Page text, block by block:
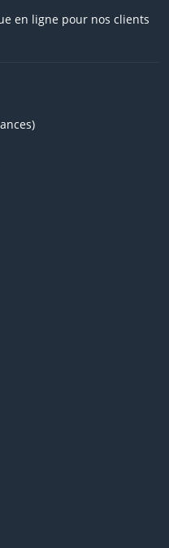
en ligne pour nos clients